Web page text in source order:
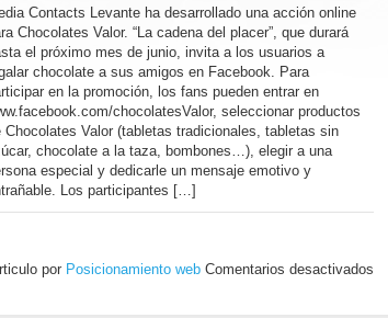
Contacts Levante ha desarrollado una acción online
Chocolates Valor. “La cadena del placer”, que durará
el próximo mes de junio, invita a los usuarios a
chocolate a sus amigos en Facebook. Para
en la promoción, los fans pueden entrar en
chocolatesValor, seleccionar productos
Chocolates Valor (tabletas tradicionales, tabletas sin
chocolate a la taza, bombones…), elegir a una
especial y dedicarle un mensaje emotivo y
Los participantes […]
por Posicionamiento web Comentarios desactivados